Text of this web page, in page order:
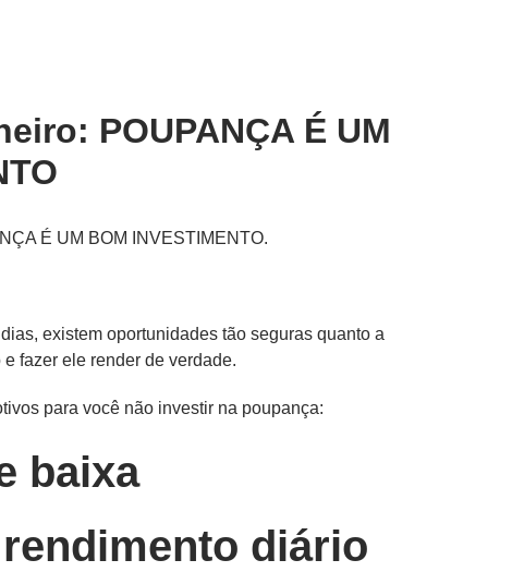
POUPANÇA É UM
É UM BOM INVESTIMENTO.
existem oportunidades tão seguras quanto a
fazer ele render de verdade.
para você não investir na poupança:
baixa
diário